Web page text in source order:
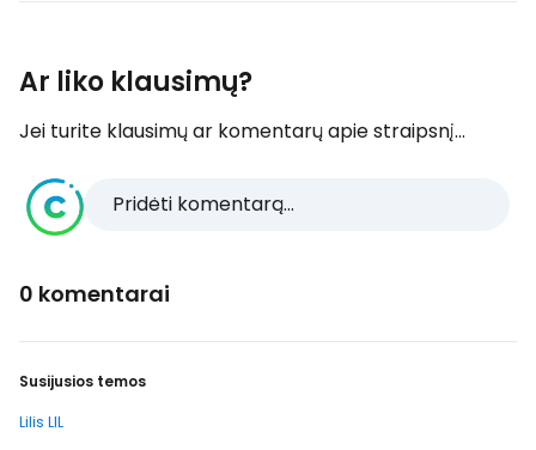
Ar liko klausimų?
Jei turite klausimų ar komentarų apie straipsnį...
Pridėti komentarą...
0 komentarai
Susijusios temos
Lilis LIL